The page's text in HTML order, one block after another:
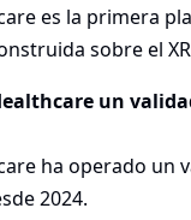
es la primera
sobre el
un
ha operado un
2024.